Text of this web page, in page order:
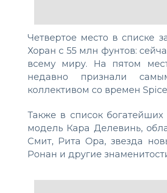
Четвертое место в списке
Хоран с 55 млн фунтов:
всему миру. На пятом
недавно признали
коллективом со времен
Также в список
модель Кара Делевинь,
Смит, Рита Ора, звезда
Ронан и другие